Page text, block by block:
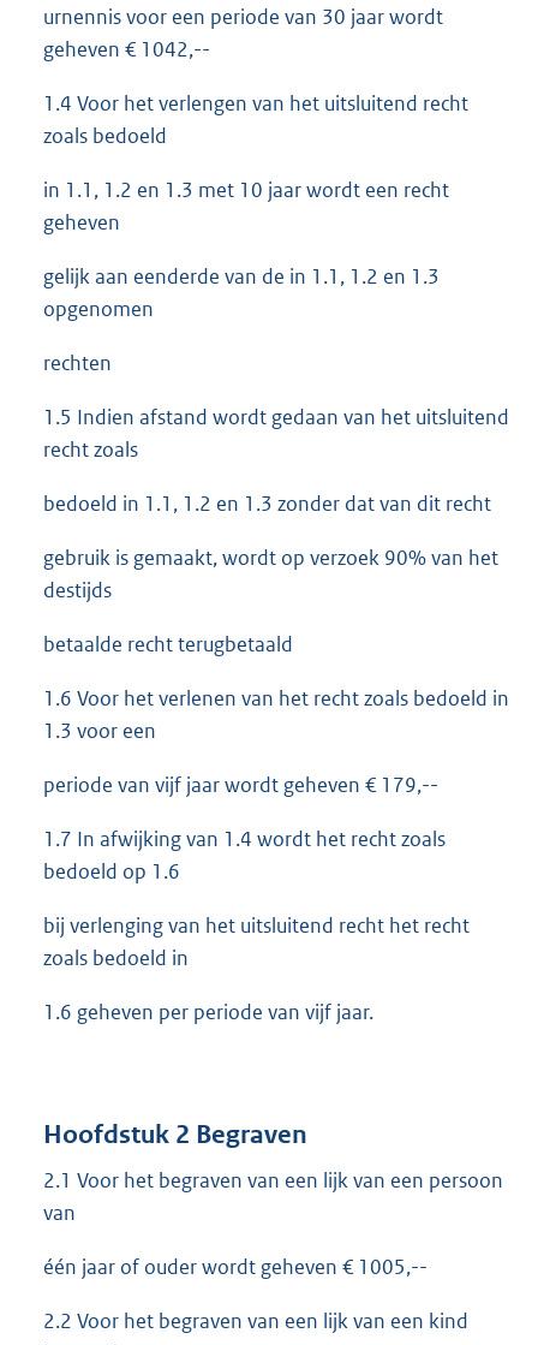
urnennis voor een periode van 30 jaar wordt
geheven € 1042,--
1.4 Voor het verlengen van het uitsluitend recht
zoals bedoeld
in 1.1, 1.2 en 1.3 met 10 jaar wordt een recht
geheven
gelijk aan eenderde van de in 1.1, 1.2 en 1.3
opgenomen
rechten
1.5 Indien afstand wordt gedaan van het uitsluitend
recht zoals
bedoeld in 1.1, 1.2 en 1.3 zonder dat van dit recht
gebruik is gemaakt, wordt op verzoek 90% van het
destijds
betaalde recht terugbetaald
1.6 Voor het verlenen van het recht zoals bedoeld in
1.3 voor een
periode van vijf jaar wordt geheven € 179,--
1.7 In afwijking van 1.4 wordt het recht zoals
bedoeld op 1.6
bij verlenging van het uitsluitend recht het recht
zoals bedoeld in
1.6 geheven per periode van vijf jaar.
Hoofdstuk 2 Begraven
2.1 Voor het begraven van een lijk van een persoon
van
één jaar of ouder wordt geheven € 1005,--
2.2 Voor het begraven van een lijk van een kind